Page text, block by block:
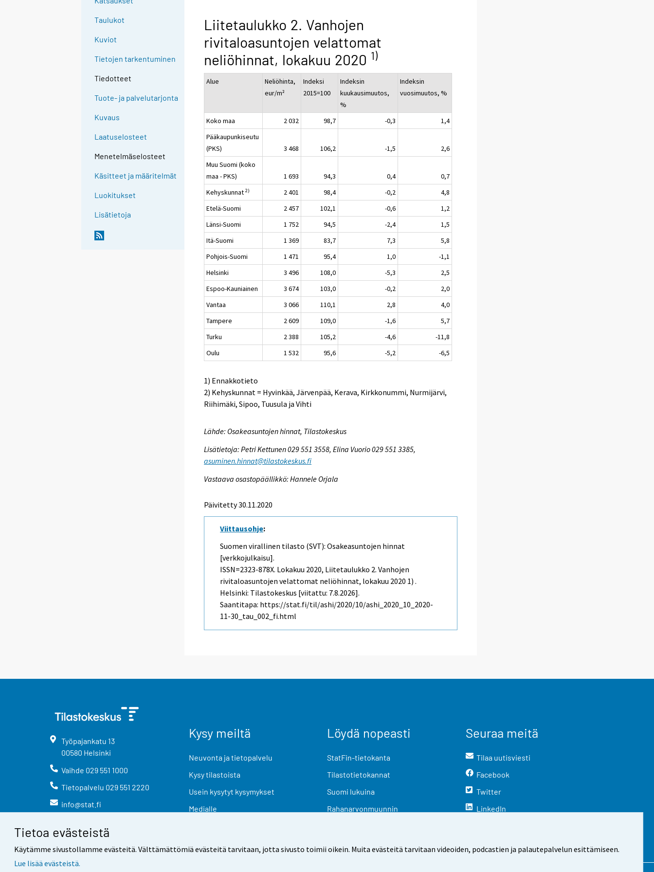
Tietoa evästeistä
Käytämme sivustollamme evästeitä. Välttämättömiä evästeitä tarvitaan, jotta sivusto toimii oikein. Muita evästeitä tarvitaan videoiden, podcastien ja palautepalvelun esittämiseen.
Lue lisää evästeistä.
Taulukot
Kuviot
Tietojen tarkentuminen
Tiedotteet
Tuote- ja palvelutarjonta
Kuvaus
Laatuselosteet
Menetelmäselosteet
Käsitteet ja määritelmät
Luokitukset
Lisätietoja
Liitetaulukko 2. Vanhojen
rivitaloasuntojen velattomat
neliöhinnat, lokakuu 2020 1)
Alue
Neliöhinta,
eur/m²
Indeksi
2015=100
Indeksin
kuukausimuutos,
%
Indeksin
vuosimuutos, %
Koko maa 2 032 98,7 -0,3
1,4
Pääkaupunkiseutu
(PKS)
3 468 106,2 -1,5
2,6
Muu Suomi (koko
maa - PKS)
1 693 94,3 0,4
0,7
Kehyskunnat2) 2 401 98,4 -0,2
4,8
Etelä-Suomi
2 457 102,1 -0,6
1,2
Länsi-Suomi
1 752 94,5 -2,4
1,5
Itä-Suomi
1 369 83,7 7,3
5,8
Pohjois-Suomi
1 471 95,4 1,0
-1,1
Helsinki
3 496 108,0 -5,3
2,5
Espoo-Kauniainen
3 674 103,0 -0,2
2,0
Vantaa
3 066 110,1 2,8
4,0
Tampere
2 609 109,0 -1,6
5,7
Turku
2 388 105,2 -4,6
-11,8
Oulu
1 532 95,6 -5,2 -6,5
1) Ennakkotieto
2) Kehyskunnat = Hyvinkää, Järvenpää, Kerava, Kirkkonummi, Nurmijärvi,
Riihimäki, Sipoo, Tuusula ja Vihti
Lähde: Osakeasuntojen hinnat, Tilastokeskus
Lisätietoja: Petri Kettunen 029 551 3558, Elina Vuorio 029 551 3385,
asuminen.hinnat@tilastokeskus.fi
Vastaava osastopäällikkö: Hannele Orjala
Päivitetty 30.11.2020
Viittausohje:
Suomen virallinen tilasto (SVT): Osakeasuntojen hinnat
[verkkojulkaisu].
ISSN=2323-878X. Lokakuu 2020, Liitetaulukko 2. Vanhojen
rivitaloasuntojen velattomat neliöhinnat, lokakuu 2020 1) .
Helsinki: Tilastokeskus [viitattu: 7.8.2026].
Saantitapa: https://stat.fi/til/ashi/2020/10/ashi_2020_10_2020-
11-30_tau_002_fi.html
Työpajankatu 13
00580 Helsinki
Vaihde 029 551 1000
Tietopalvelu 029 551 2220
info@stat.fi
Kysy meiltä
Neuvonta ja tietopalvelu
Kysy tilastoista
Usein kysytyt kysymykset
Medialle
Löydä nopeasti
StatFin-tietokanta
Tilastotietokannat
Suomi lukuina
Rahanarvonmuunnin
Seuraa meitä
Tilaa uutisviesti
Facebook
Twitter
LinkedIn